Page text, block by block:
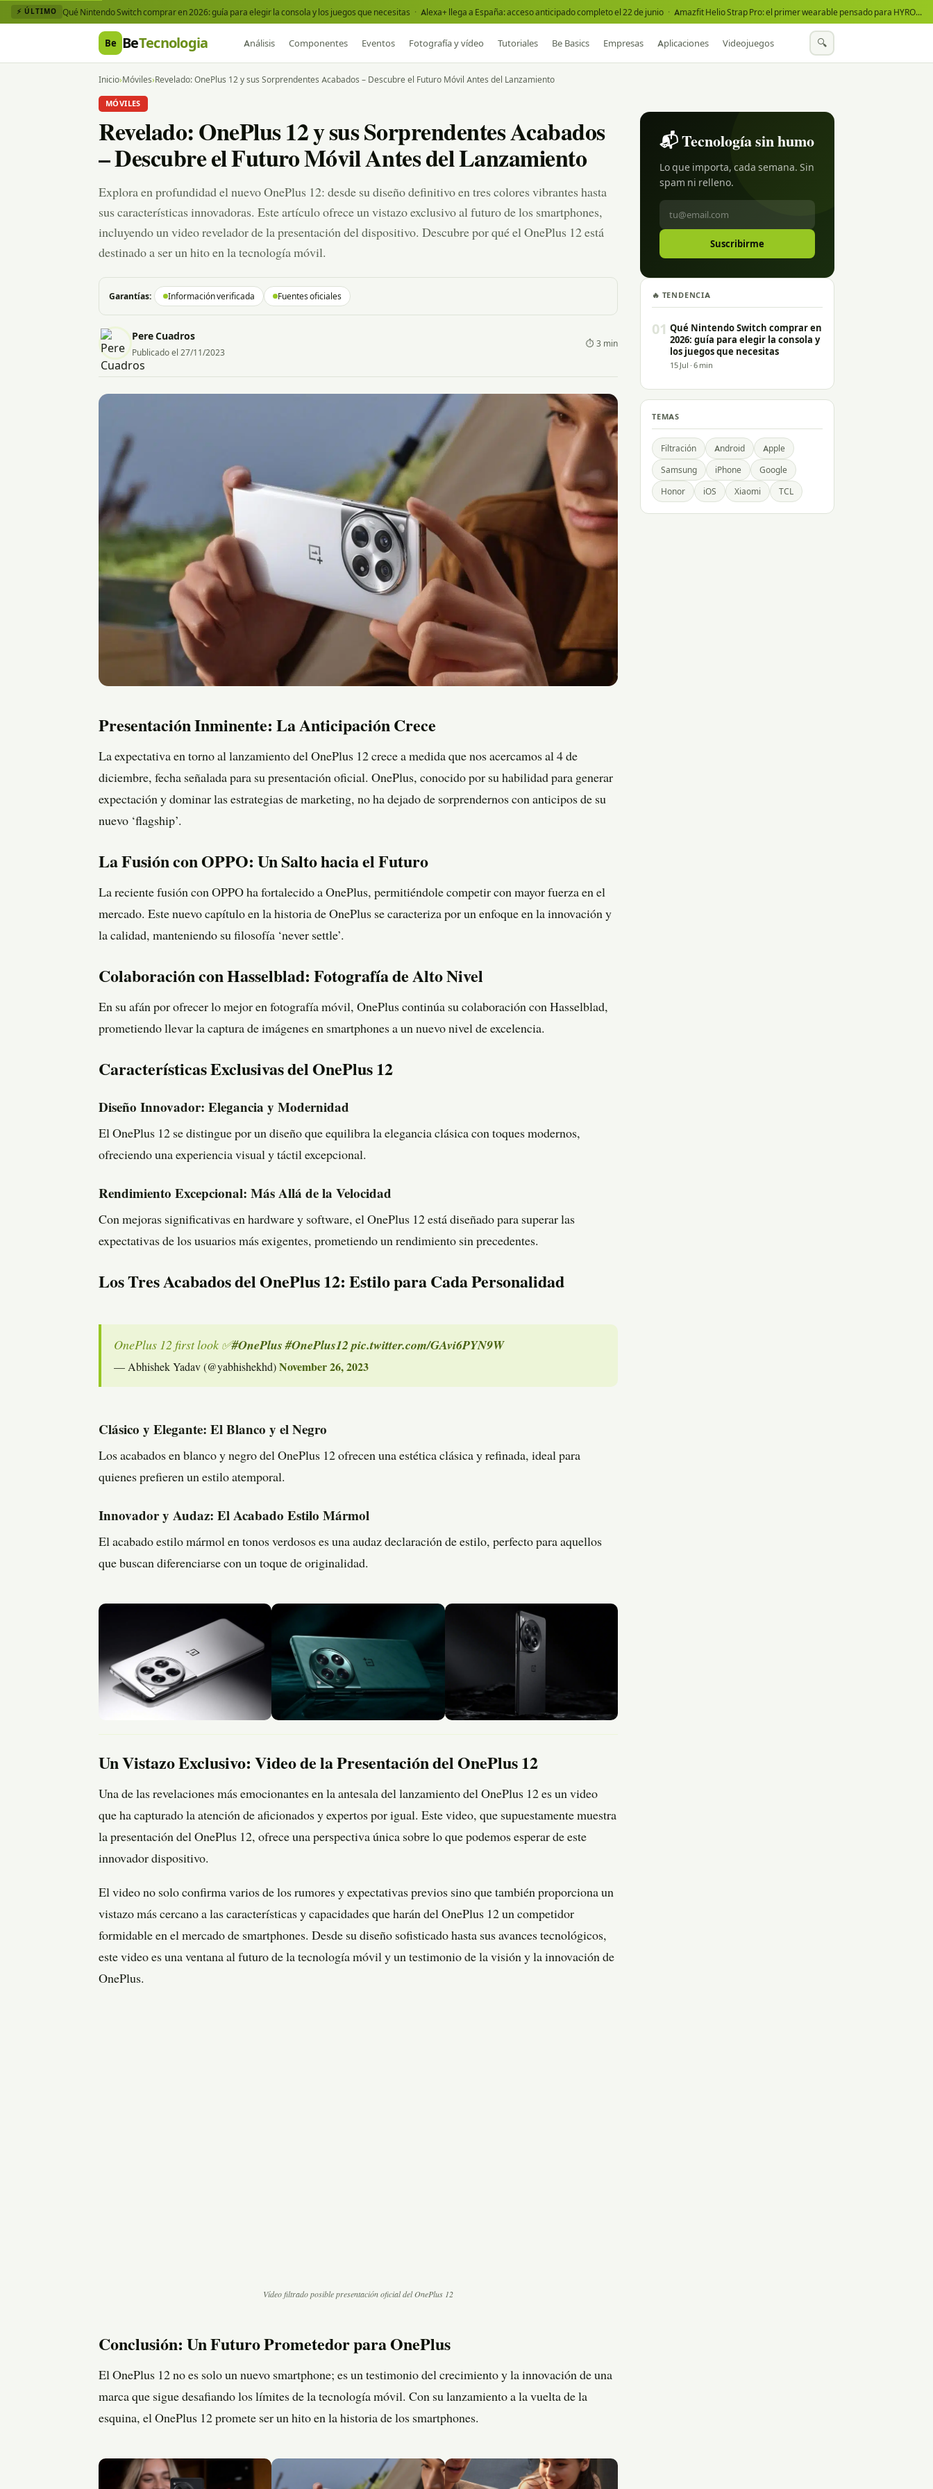
⚡ ÚLTIMO Qué Nintendo Switch comprar en 2026: guía para elegir la consola y los juegos que necesitas · Alexa+ llega a España: acceso anticipado completo el 22 de junio · Amazfit Helio Strap Pro: el primer wearable pensado para HYROX
Be BeTecnologia Análisis Componentes Eventos Fotografía y vídeo Tutoriales Be Basics Empresas Aplicaciones Videojuegos 🔍
Inicio›Móviles›Revelado: OnePlus 12 y sus Sorprendentes Acabados – Descubre el Futuro Móvil Antes del Lanzamiento
MÓVILES
Revelado: OnePlus 12 y sus Sorprendentes Acabados
– Descubre el Futuro Móvil Antes del Lanzamiento
Explora en profundidad el nuevo OnePlus 12: desde su diseño definitivo en tres colores vibrantes hasta
sus características innovadoras. Este artículo ofrece un vistazo exclusivo al futuro de los smartphones,
incluyendo un video revelador de la presentación del dispositivo. Descubre por qué el OnePlus 12 está
destinado a ser un hito en la tecnología móvil.
Garantías: Información verificada Fuentes oficiales
Pere Cuadros
Publicado el 27/11/2023
⏱ 3 min
Presentación Inminente: La Anticipación Crece
La expectativa en torno al lanzamiento del OnePlus 12 crece a medida que nos acercamos al 4 de
diciembre, fecha señalada para su presentación oficial. OnePlus, conocido por su habilidad para generar
expectación y dominar las estrategias de marketing, no ha dejado de sorprendernos con anticipos de su
nuevo ‘flagship’.
La Fusión con OPPO: Un Salto hacia el Futuro
La reciente fusión con OPPO ha fortalecido a OnePlus, permitiéndole competir con mayor fuerza en el
mercado. Este nuevo capítulo en la historia de OnePlus se caracteriza por un enfoque en la innovación y
la calidad, manteniendo su filosofía ‘never settle’.
Colaboración con Hasselblad: Fotografía de Alto Nivel
En su afán por ofrecer lo mejor en fotografía móvil, OnePlus continúa su colaboración con Hasselblad,
prometiendo llevar la captura de imágenes en smartphones a un nuevo nivel de excelencia.
Características Exclusivas del OnePlus 12
Diseño Innovador: Elegancia y Modernidad
El OnePlus 12 se distingue por un diseño que equilibra la elegancia clásica con toques modernos,
ofreciendo una experiencia visual y táctil excepcional.
Rendimiento Excepcional: Más Allá de la Velocidad
Con mejoras significativas en hardware y software, el OnePlus 12 está diseñado para superar las
expectativas de los usuarios más exigentes, prometiendo un rendimiento sin precedentes.
Los Tres Acabados del OnePlus 12: Estilo para Cada Personalidad
OnePlus 12 first look ✅#OnePlus #OnePlus12 pic.twitter.com/GAvi6PYN9W
— Abhishek Yadav (@yabhishekhd) November 26, 2023
Clásico y Elegante: El Blanco y el Negro
Los acabados en blanco y negro del OnePlus 12 ofrecen una estética clásica y refinada, ideal para
quienes prefieren un estilo atemporal.
Innovador y Audaz: El Acabado Estilo Mármol
El acabado estilo mármol en tonos verdosos es una audaz declaración de estilo, perfecto para aquellos
que buscan diferenciarse con un toque de originalidad.
Un Vistazo Exclusivo: Video de la Presentación del OnePlus 12
Una de las revelaciones más emocionantes en la antesala del lanzamiento del OnePlus 12 es un video
que ha capturado la atención de aficionados y expertos por igual. Este video, que supuestamente muestra
la presentación del OnePlus 12, ofrece una perspectiva única sobre lo que podemos esperar de este
innovador dispositivo.
El video no solo confirma varios de los rumores y expectativas previos sino que también proporciona un
vistazo más cercano a las características y capacidades que harán del OnePlus 12 un competidor
formidable en el mercado de smartphones. Desde su diseño sofisticado hasta sus avances tecnológicos,
este video es una ventana al futuro de la tecnología móvil y un testimonio de la visión y la innovación de
OnePlus.
Vídeo filtrado posible presentación oficial del OnePlus 12
Conclusión: Un Futuro Prometedor para OnePlus
El OnePlus 12 no es solo un nuevo smartphone; es un testimonio del crecimiento y la innovación de una
marca que sigue desafiando los límites de la tecnología móvil. Con su lanzamiento a la vuelta de la
esquina, el OnePlus 12 promete ser un hito en la historia de los smartphones.
📬 Tecnología sin humo
Lo que importa, cada semana. Sin
spam ni relleno.
Suscribirme
🔥 TENDENCIA
01 Qué Nintendo Switch comprar en
2026: guía para elegir la consola y
los juegos que necesitas
15 Jul · 6 min
TEMAS
Filtración Android Apple
Samsung iPhone Google
Honor iOS Xiaomi TCL